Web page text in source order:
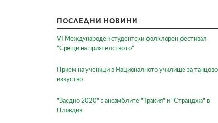
ПОСЛЕДНИ НОВИНИ
VI Международен студентски фолклорен фестивал
“Срещи на приятелството“
Прием на ученици в Националното училище за танцово
изкуство
"Заедно 2020" с ансамблите "Тракия" и "Странджа" в
Пловдив